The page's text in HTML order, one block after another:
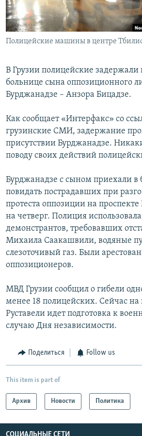
Հայերեն
English
Все сайты Радио Азатутюн
Полицейские машины в центре
В Грузии полицейские задержали
больнице сына оппозиционного
Бурджанадзе – Анзора Бицадзе.
Как сообщает «Интерфакс» со
грузинские СМИ, задержание
присутствии Бурджанадзе.
поводу своих действий
Бурджанадзе с сыном приехали в
повидать пострадавших при
протеста оппозиции на проспекте
на четверг. Полиция
демонстрантов, требовавших
Михаила Саакашвили, водяные
слезоточивый газ. Были
оппозиционеров.
МВД Грузии сообщил о гибели
менее 18 полицейских. Сейчас на
Руставели идет подготовка к
случаю Дня независимости.
Поделиться Follow us
This item is part of
Архив Новости Политика